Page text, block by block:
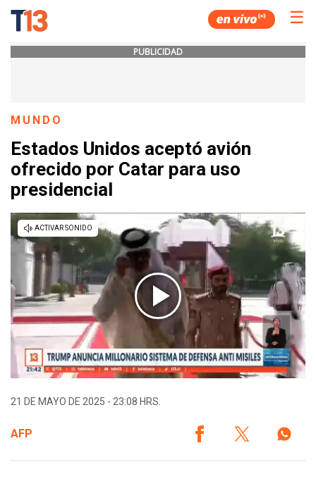
☰
PUBLICIDAD
MUNDO
Estados Unidos aceptó avión
ofrecido por Catar para uso
presidencial
21 DE MAYO DE 2025 - 23:08 HRS.
AFP